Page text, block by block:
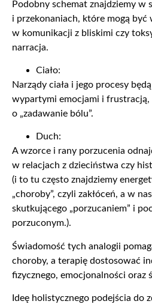
Podobny schemat znajdziemy w
i przekonaniach, które mogą
w komunikacji z bliskimi czy
narracja.
Ciało:
Narządy ciała i jego procesy
wypartymi emocjami i
o „zadawanie bólu”.
Duch:
A wzorce i rany porzucenia
w relacjach z dzieciństwa czy
(i to tu często znajdziemy
„choroby”, czyli zakłóceń, a w
skutkującego „porzucaniem” i
porzuconym.).
Świadomość tych analogii
choroby, a terapię dostosować
fizycznego, emocjonalności oraz
Ideę holistycznego podejścia do